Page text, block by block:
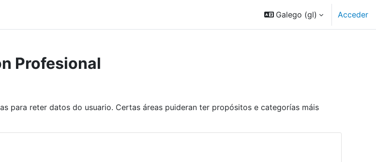
Galego ‎(gl)‎ Acceder
Profesional
para reter datos do usuario. Certas áreas puideran ter propósitos e categorías máis